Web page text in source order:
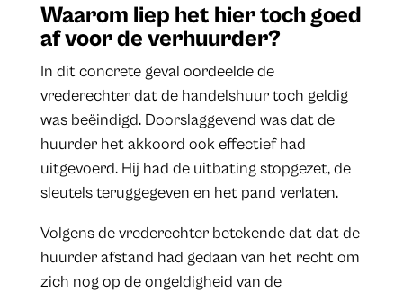
Waarom liep het hier toch goed
af voor de verhuurder?
In dit concrete geval oordeelde de
vrederechter dat de handelshuur toch geldig
was beëindigd. Doorslaggevend was dat de
huurder het akkoord ook effectief had
uitgevoerd. Hij had de uitbating stopgezet, de
sleutels teruggegeven en het pand verlaten.
Volgens de vrederechter betekende dat dat de
huurder afstand had gedaan van het recht om
zich nog op de ongeldigheid van de